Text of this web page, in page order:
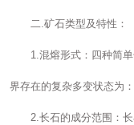
二.矿石类型及特性：
1.混熔形式：四种简单
界存在的复杂多变状态为：
2.长石的成分范围：长